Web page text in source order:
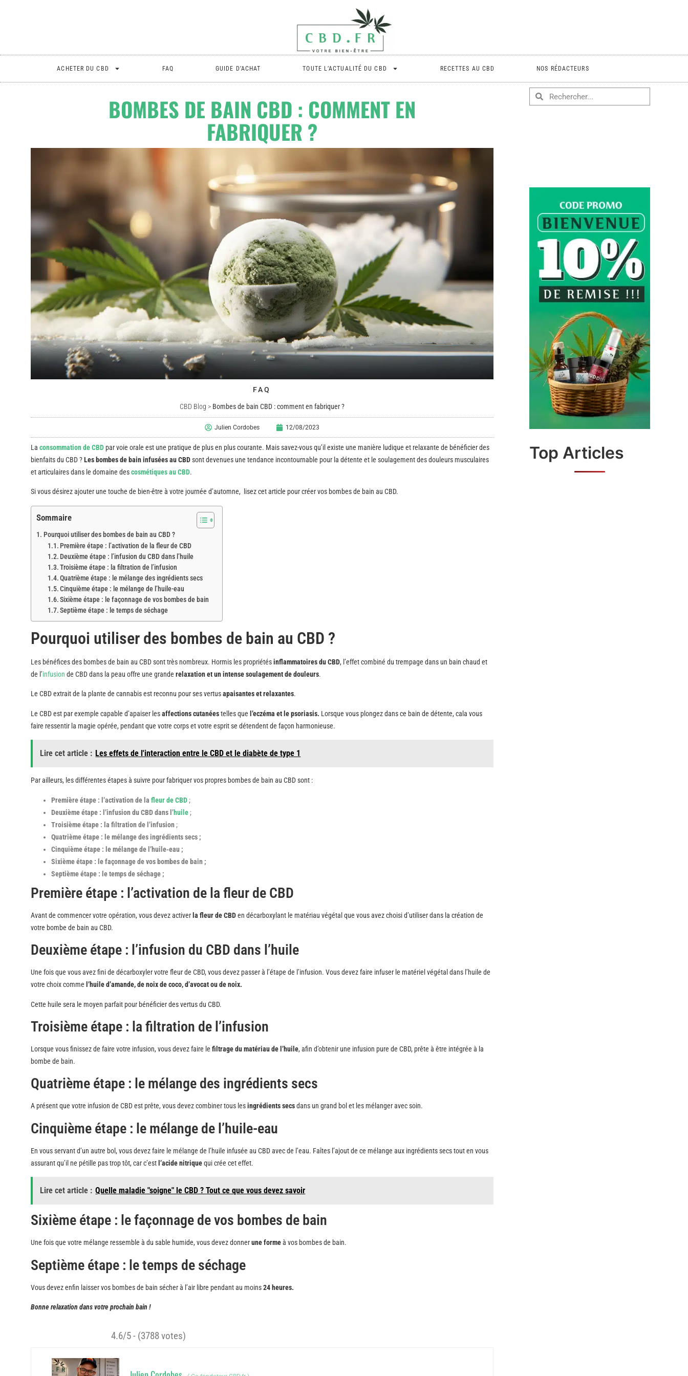
ACHETER DU CBD FAQ GUIDE D’ACHAT TOUTE L’ACTUALITÉ DU CBD RECETTES AU CBD NOS RÉDACTEURS
BOMBES DE BAIN CBD : COMMENT EN
FABRIQUER ?
FAQ
CBD Blog > Bombes de bain CBD : comment en fabriquer ?
Julien Cordobes 12/08/2023
La consommation de CBD par voie orale est une pratique de plus en plus courante. Mais savez-vous qu’il existe une manière ludique et relaxante de bénéficier des
bienfaits du CBD ?Les bombes de bain infusées au CBDsont devenues une tendance incontournable pour la détente et le soulagement des douleurs musculaires
et articulaires dans le domaine descosmétiques au CBD.
Si vous désirez ajouter une touche de bien-être à votre journée d’automne, lisez cet article pour créer vos bombes de bain au CBD.
Sommaire
Pourquoi utiliser des bombes de bain au CBD ?
Première étape : l’activation de la fleur de CBD
Deuxième étape : l’infusion du CBD dans l’huile
Troisième étape : la filtration de l’infusion
Quatrième étape : le mélange des ingrédients secs
Cinquième étape : le mélange de l’huile-eau
Sixième étape : le façonnage de vos bombes de bain
Septième étape : le temps de séchage
Pourquoi utiliser des bombes de bain au CBD ?
Les bénéfices des bombes de bain au CBD sont très nombreux. Hormis les propriétésinflammatoires du CBD, l’effet combiné du trempage dans un bain chaud et
de l’infusion de CBD dans la peau offre une grande relaxation et un intense soulagement de douleurs.
Le CBD extrait de la plante de cannabis est reconnu pour ses vertusapaisantes et relaxantes.
Le CBD est par exemple capable d’apaiser lesaffections cutanéestelles que l’eczéma et le psoriasis. Lorsque vous plongez dans ce bain de détente, cala vous
faire ressentir la magie opérée, pendant que votre corps et votre esprit se détendent de façon harmonieuse.
Lire cet article : Les effets de l'interaction entre le CBD et le diabète de type 1
Par ailleurs, les différentes étapes à suivre pour fabriquer vos propres bombes de bain au CBD sont :
Première étape : l’activation de la fleur de CBD ;
Deuxième étape : l’infusion du CBD dans l’huile ;
Troisième étape : la filtration de l’infusion ;
Quatrième étape : le mélange des ingrédients secs ;
Cinquième étape : le mélange de l’huile-eau ;
Sixième étape : le façonnage de vos bombes de bain ;
Septième étape : le temps de séchage ;
Première étape : l’activation de la fleur de CBD
Avant de commencer votre opération, vous devez activer la fleur de CBDen décarboxylant le matériau végétal que vous avez choisi d’utiliser dans la création de
votre bombe de bain au CBD.
Deuxième étape : l’infusion du CBD dans l’huile
Une fois que vous avez fini de décarboxyler votre fleur de CBD, vous devez passer à l’étape de l’infusion. Vous devez faire infuser le matériel végétal dans l’huile de
votre choix comme l’huile d’amande, de noix de coco, d’avocat ou de noix.
Cette huile sera le moyen parfait pour bénéficier des vertus du CBD.
Troisième étape : la filtration de l’infusion
Lorsque vous finissez de faire votre infusion, vous devez faire le filtrage du matériau de l’huile, afin d’obtenir une infusion pure de CBD, prête à être intégrée à la
bombe de bain.
Quatrième étape : le mélange des ingrédients secs
A présent que votre infusion de CBD est prête, vous devez combiner tous lesingrédients secsdans un grand bol et les mélanger avec soin.
Cinquième étape : le mélange de l’huile-eau
En vous servant d’un autre bol, vous devez faire le mélange de l’huile infusée au CBD avec de l’eau. Faîtes l’ajout de ce mélange aux ingrédients secs tout en vous
assurant qu’il ne pétille pas trop tôt, car c’est l’acide nitriquequi crée cet effet.
Lire cet article : Quelle maladie "soigne" le CBD ? Tout ce que vous devez savoir
Sixième étape : le façonnage de vos bombes de bain
Une fois que votre mélange ressemble à du sable humide, vous devez donnerune formeà vos bombes de bain.
Septième étape : le temps de séchage
Vous devez enfin laisser vos bombes de bain sécher à l’air libre pendant au moins24 heures.
Bonne relaxation dans votre prochain bain !
4.6/5 - (3788 votes)
Top Articles